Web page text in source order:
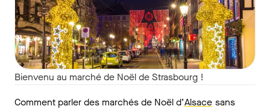
Bienvenu au marché de Noël de Strasbourg !
Comment parler des marchés de Noël d’Alsace sans